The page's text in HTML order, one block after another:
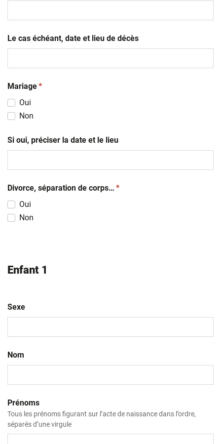
MM
Le cas échéant, date et lieu de décès
Mariage(obligatoire)
*
Oui
Non
Si oui, préciser la date et le lieu
Divorce, séparation de corps… (obligatoire)
*
Oui
Non
Enfant 1
Sexe
Nom
Prénoms
Tous les prénoms figurant sur l’acte de naissance dans l’ordre,
séparés d’une virgule